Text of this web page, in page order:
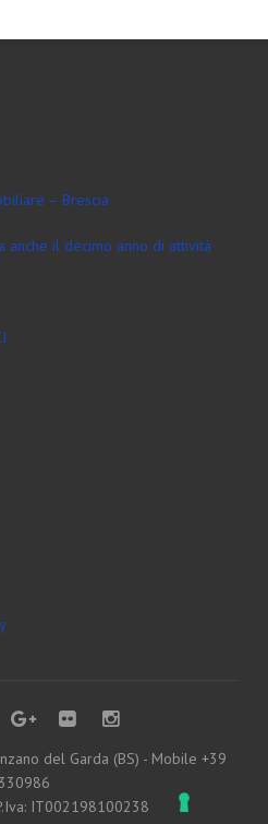
– Brescia
anche il decimo anno di attività
del Garda (BS) - Mobile +39
IT002198100238